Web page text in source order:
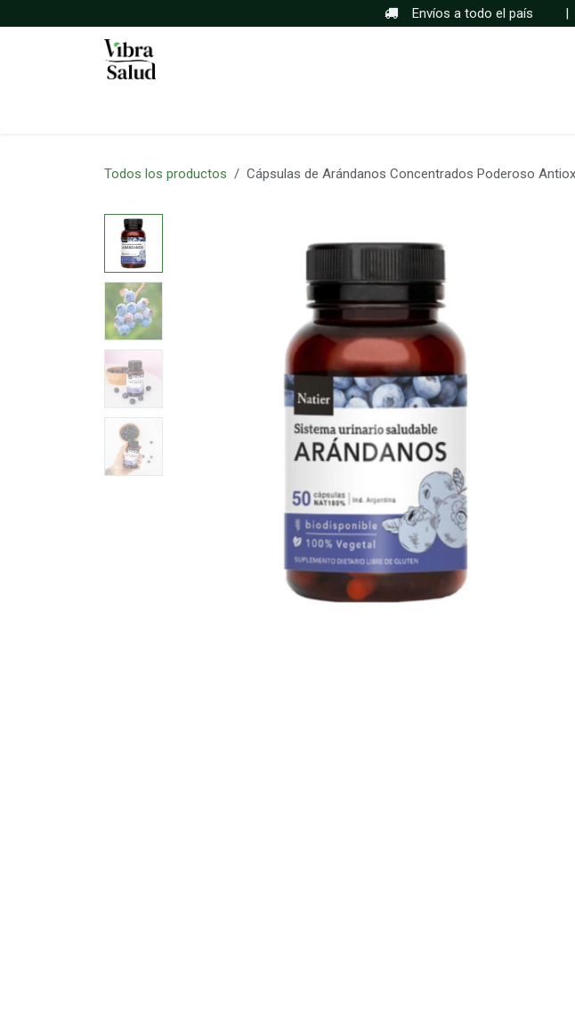
Envíos a todo el país
Todos los productos Cápsulas de Arándanos Concentrados Poderoso